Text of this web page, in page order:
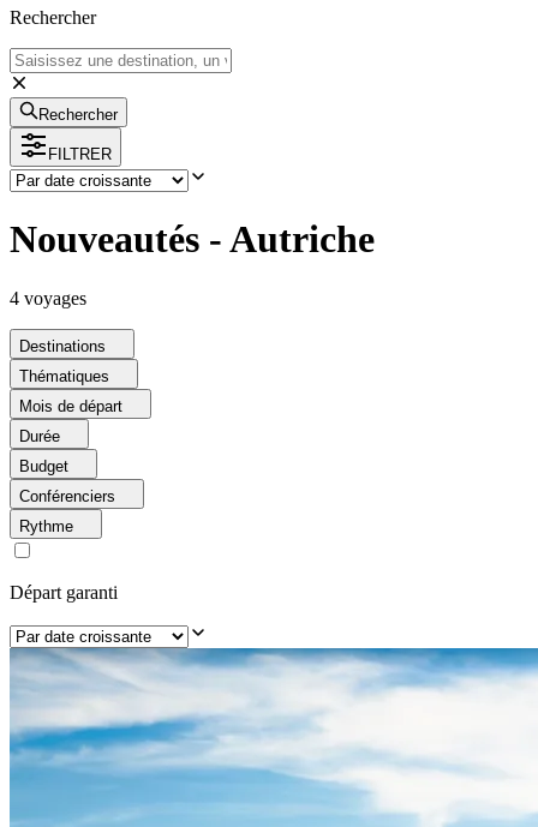
Rechercher
Rechercher
FILTRER
Nouveautés - Autriche
4 voyages
Destinations
Thématiques
Mois de départ
Durée
Budget
Conférenciers
Rythme
Départ garanti